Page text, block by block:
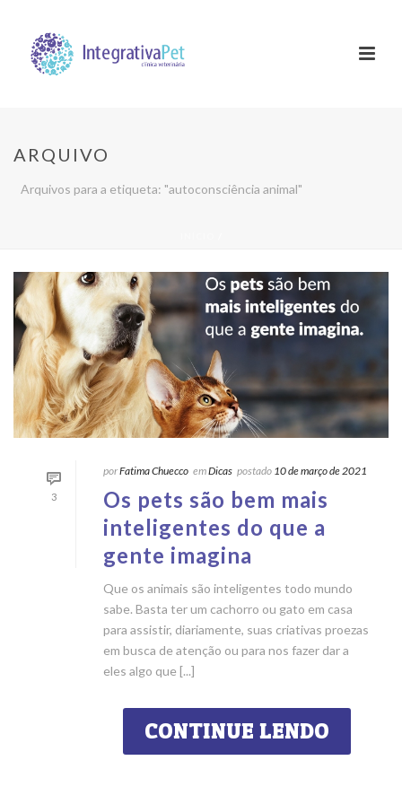
ARQUIVO
Arquivos para a etiqueta: "autoconsciência animal"
3
porFatima Chuecco emDicas postado 10 de março de 2021
Os pets são bem mais
inteligentes do que a
gente imagina
Que os animais são inteligentes todo mundo
sabe. Basta ter um cachorro ou gato em casa
para assistir, diariamente, suas criativas proezas
em busca de atenção ou para nos fazer dar a
eles algo que [...]
CONTINUE LENDO